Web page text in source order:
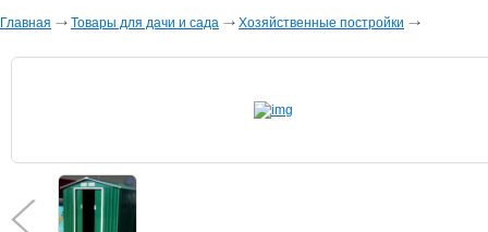
Главная Товары для дачи и сада Хозяйственные постройки